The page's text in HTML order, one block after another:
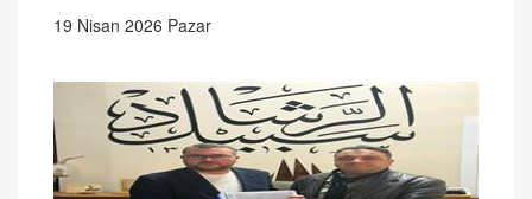
19 Nisan 2026 Pazar